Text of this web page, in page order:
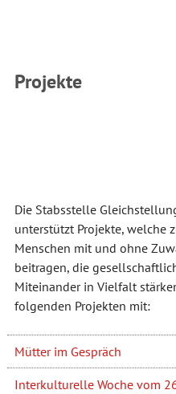
Projekte
Die Stabsstelle
unterstützt Projekte, welche
Menschen mit und ohne
beitragen, die
Miteinander in Vielfalt
folgenden Projekten mit:
Mütter im Gespräch
Interkulturelle Woche vom